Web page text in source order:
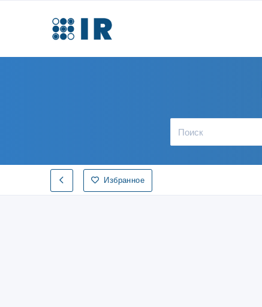
Избранное